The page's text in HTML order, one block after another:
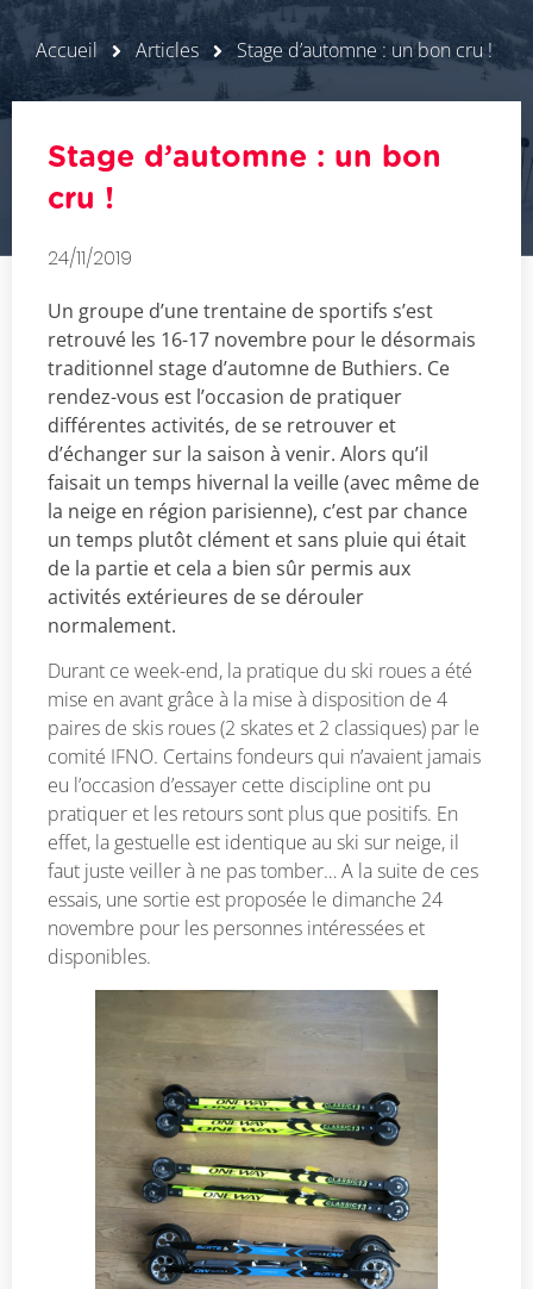
Accueil Articles Stage d’automne : un bon cru !
Stage d’automne : un bon
cru !
24/11/2019
Un groupe d’une trentaine de sportifs s’est
retrouvé les 16-17 novembre pour le désormais
traditionnel stage d’automne de Buthiers. Ce
rendez-vous est l’occasion de pratiquer
différentes activités, de se retrouver et
d’échanger sur la saison à venir. Alors qu’il
faisait un temps hivernal la veille (avec même de
la neige en région parisienne), c’est par chance
un temps plutôt clément et sans pluie qui était
de la partie et cela a bien sûr permis aux
activités extérieures de se dérouler
normalement.
Durant ce week-end, la pratique du ski roues a été
mise en avant grâce à la mise à disposition de 4
paires de skis roues (2 skates et 2 classiques) par le
comité IFNO. Certains fondeurs qui n’avaient jamais
eu l’occasion d’essayer cette discipline ont pu
pratiquer et les retours sont plus que positifs. En
effet, la gestuelle est identique au ski sur neige, il
faut juste veiller à ne pas tomber… A la suite de ces
essais, une sortie est proposée le dimanche 24
novembre pour les personnes intéressées et
disponibles.